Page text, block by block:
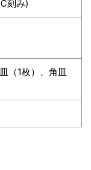
刻み)
（1枚）、角皿